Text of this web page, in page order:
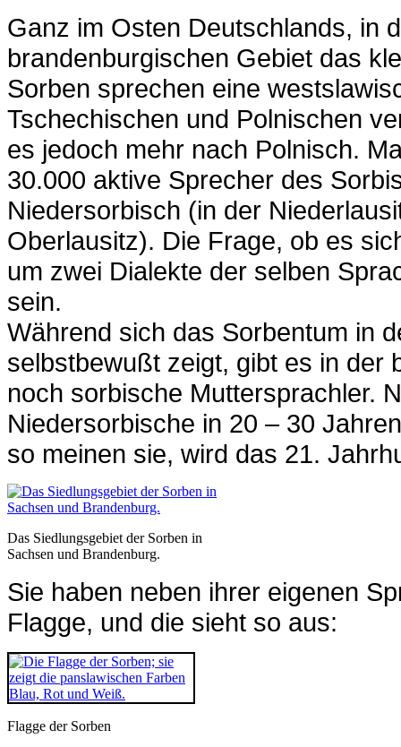
Ganz im Osten Deutschlands, in
brandenburgischen Gebiet das
Sorben sprechen eine
Tschechischen und Polnischen
es jedoch mehr nach Polnisch.
30.000 aktive Sprecher des
Niedersorbisch (in der
Oberlausitz). Die Frage, ob es
um zwei Dialekte der selben
sein.
Während sich das Sorbentum in
selbstbewußt zeigt, gibt es in der
noch sorbische Muttersprachler.
Niedersorbische in 20 – 30
so meinen sie, wird das 21.
Das Siedlungsgebiet der Sorben in
Sachsen und Brandenburg.
Sie haben neben ihrer eigenen
Flagge, und die sieht so aus:
Flagge der Sorben